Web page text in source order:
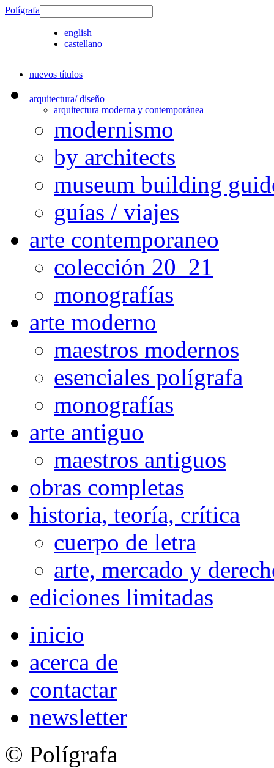
Polígrafa
english
castellano
nuevos títulos
arquitectura/ diseño
arquitectura moderna y contemporánea
modernismo
by architects
museum building
guías / viajes
arte contemporaneo
colección 20_21
monografías
arte moderno
maestros modernos
esenciales polígrafa
monografías
arte antiguo
maestros antiguos
obras completas
historia, teoría, crítica
cuerpo de letra
arte, mercado y
ediciones limitadas
inicio
acerca de
contactar
newsletter
© Polígrafa